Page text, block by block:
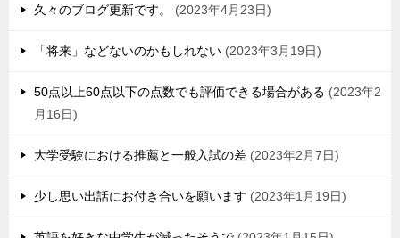
久々のブログ更新です。 2023年4月23日
「将来」などないのかもしれない 2023年3月19日
50点以上60点以下の点数でも評価できる場合がある
2023年2
月16日
大学受験における推薦と一般入試の差 2023年2月7日
少し思い出話にお付き合いを願います 2023年1月19日